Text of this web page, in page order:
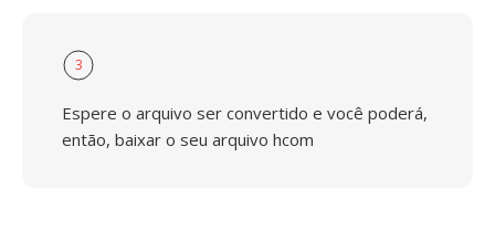
3
Espere o arquivo ser convertido e você poderá,
então, baixar o seu arquivo hcom